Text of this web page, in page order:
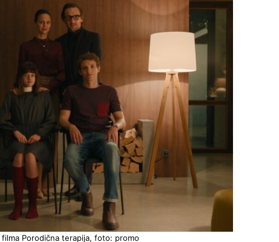
filma Porodična terapija, foto: promo